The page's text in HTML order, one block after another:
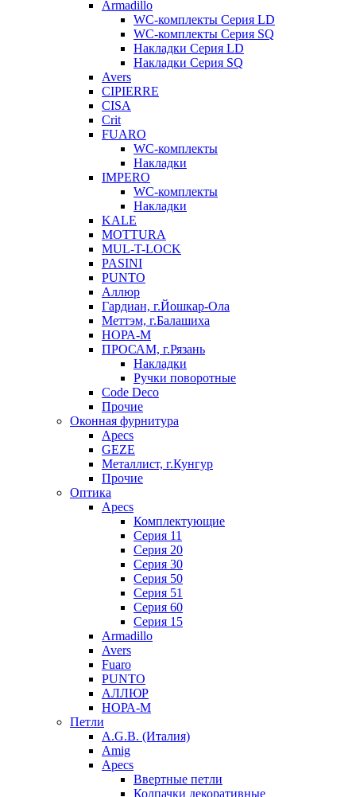
Armadillo
WC-комплекты Серия LD
WC-комплекты Серия SQ
Накладки Серия LD
Накладки Серия SQ
Avers
CIPIERRE
CISA
Crit
FUARO
WC-комплекты
Накладки
IMPERO
WC-комплекты
Накладки
KALE
MOTTURA
MUL-T-LOCK
PASINI
PUNTO
Аллюр
Гардиан, г.Йошкар-Ола
Меттэм, г.Балашиха
НОРА-М
ПРОСАМ, г.Рязань
Накладки
Ручки поворотные
Code Deco
Прочие
Оконная фурнитура
Apecs
GEZE
Металлист, г.Кунгур
Прочие
Оптика
Apecs
Комплектующие
Серия 11
Серия 20
Серия 30
Серия 50
Серия 51
Серия 60
Серия 15
Armadillo
Avers
Fuaro
PUNTO
АЛЛЮР
НОРА-М
Петли
A.G.B. (Италия)
Amig
Apecs
Ввертные петли
Колпачки декоративные